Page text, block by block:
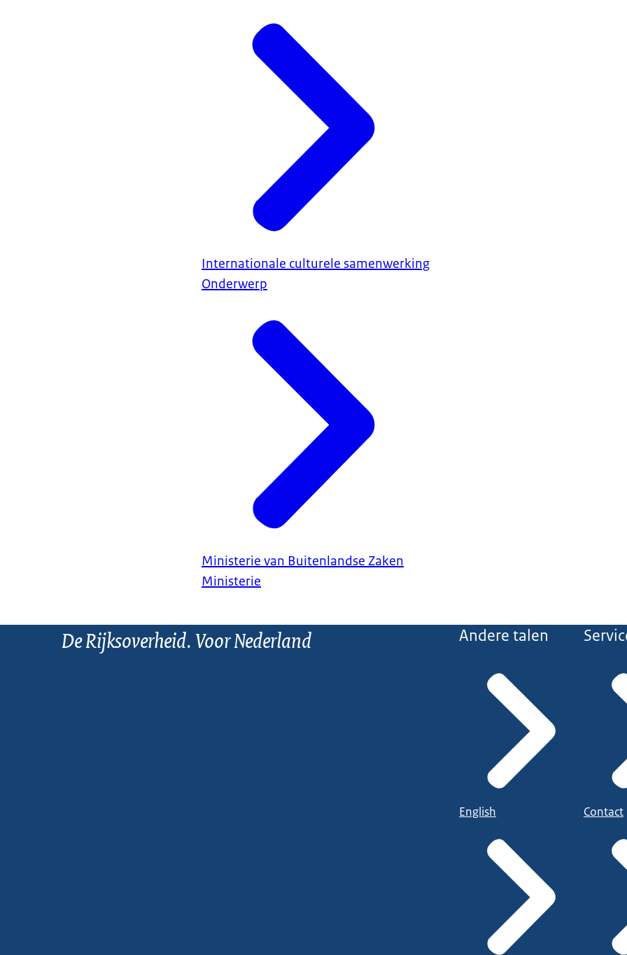
Internationale culturele samenwerking
Onderwerp
Ministerie van Buitenlandse Zaken
Ministerie
De Rijksoverheid. Voor Nederland Andere talen
English Contact